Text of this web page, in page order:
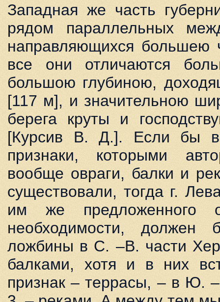
Западная же часть
рядом параллельных
направляющихся большею
все они отличаются
большою глубиною,
[117 м], и значительною
берега круты и
[Курсив В. Д.]. Если бы
признаки, которыми
вообще овраги, балки и
существовали, тогда г.
им же предложенного
необходимости, должен
ложбины в С. –В. части
балками, хотя и в них
признак – террасы, – в Ю.